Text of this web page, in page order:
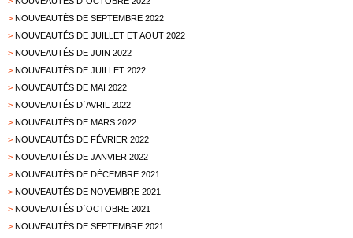
> NOUVEAUTÉS DE SEPTEMBRE 2022
> NOUVEAUTÉS DE JUILLET ET AOUT 2022
> NOUVEAUTÉS DE JUIN 2022
> NOUVEAUTÉS DE JUILLET 2022
> NOUVEAUTÉS DE MAI 2022
> NOUVEAUTÉS D´AVRIL 2022
> NOUVEAUTÉS DE MARS 2022
> NOUVEAUTÉS DE FÉVRIER 2022
> NOUVEAUTÉS DE JANVIER 2022
> NOUVEAUTÉS DE DÉCEMBRE 2021
> NOUVEAUTÉS DE NOVEMBRE 2021
> NOUVEAUTÉS D´OCTOBRE 2021
> NOUVEAUTÉS DE SEPTEMBRE 2021